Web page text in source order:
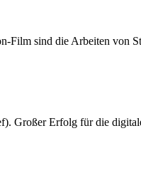
Film sind die Arbeiten von
Großer Erfolg für die